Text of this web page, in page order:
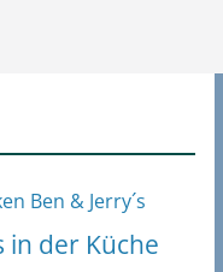
Ben & Jerry´s
in der Küche